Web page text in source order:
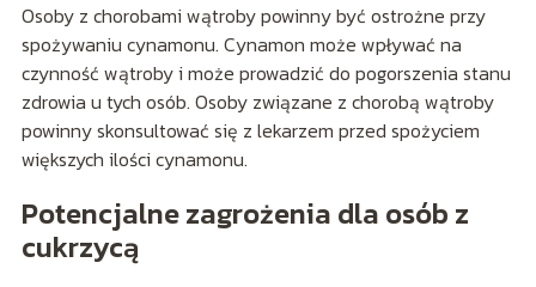
Osoby z chorobami wątroby powinny być ostrożne przy
spożywaniu cynamonu. Cynamon może wpływać na
czynność wątroby i może prowadzić do pogorszenia stanu
zdrowia u tych osób. Osoby związane z chorobą wątroby
powinny skonsultować się z lekarzem przed spożyciem
większych ilości cynamonu.
Potencjalne zagrożenia dla osób z
cukrzycą